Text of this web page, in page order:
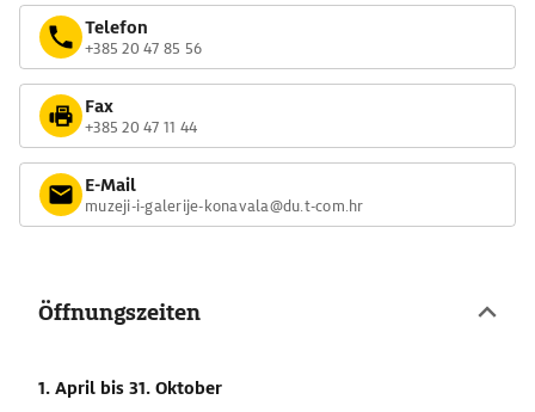
Telefon
+385 20 47 85 56
Fax
+385 20 47 11 44
E-Mail
muzeji-i-galerije-konavala@du.t-com.hr
Öffnungszeiten
1. April bis 31. Oktober